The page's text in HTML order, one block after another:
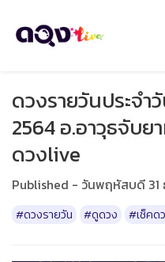
ดวงรายวันประจ
2564 อ.อาวุธจับ
ดวงlive
Published - วันพฤหัสบดี 31
#ดวงรายวัน #ดูดวง #เช็คด